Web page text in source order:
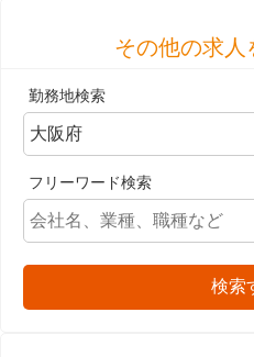
その他の求人
勤務地検索
フリーワード検索
検索